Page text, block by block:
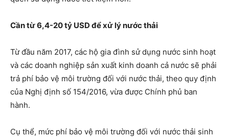
Cần từ 6,4-20 tỷ USD để xử lý nước thải
Từ đầu năm 2017, các hộ gia đình sử dụng nước sinh hoạt
và các doanh nghiệp sản xuất kinh doanh cả nước sẽ phải
trả phí bảo vệ môi trường đối với nước thải, theo quy định
của Nghị định số 154/2016, vừa được Chính phủ ban
hành.
Cụ thể, mức phí bảo vệ môi trường đối với nước thải sinh